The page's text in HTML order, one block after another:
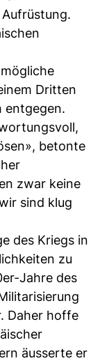
Dritten
entgegen.
betonte
zwar keine
sind klug
des Kriegs in
zu
Jahre des
Daher hoffe
äusserte er